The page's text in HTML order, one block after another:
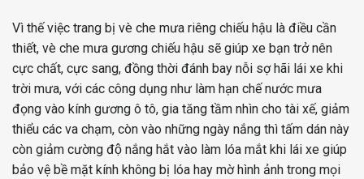
Vì thế việc trang bị vè che mưa riêng chiếu hậu là điều cần
thiết, vè che mưa gương chiếu hậu sẽ giúp xe bạn trở nên
cực chất, cực sang, đồng thời đánh bay nỗi sợ hãi lái xe khi
trời mưa, với các công dụng như làm hạn chế nước mưa
đọng vào kính gương ô tô, gia tăng tầm nhìn cho tài xế, giảm
thiểu các va chạm, còn vào những ngày nắng thì tấm dán này
còn giảm cường độ nắng hắt vào làm lóa mắt khi lái xe giúp
bảo vệ bề mặt kính không bị lóa hay mờ hình ảnh trong mọi